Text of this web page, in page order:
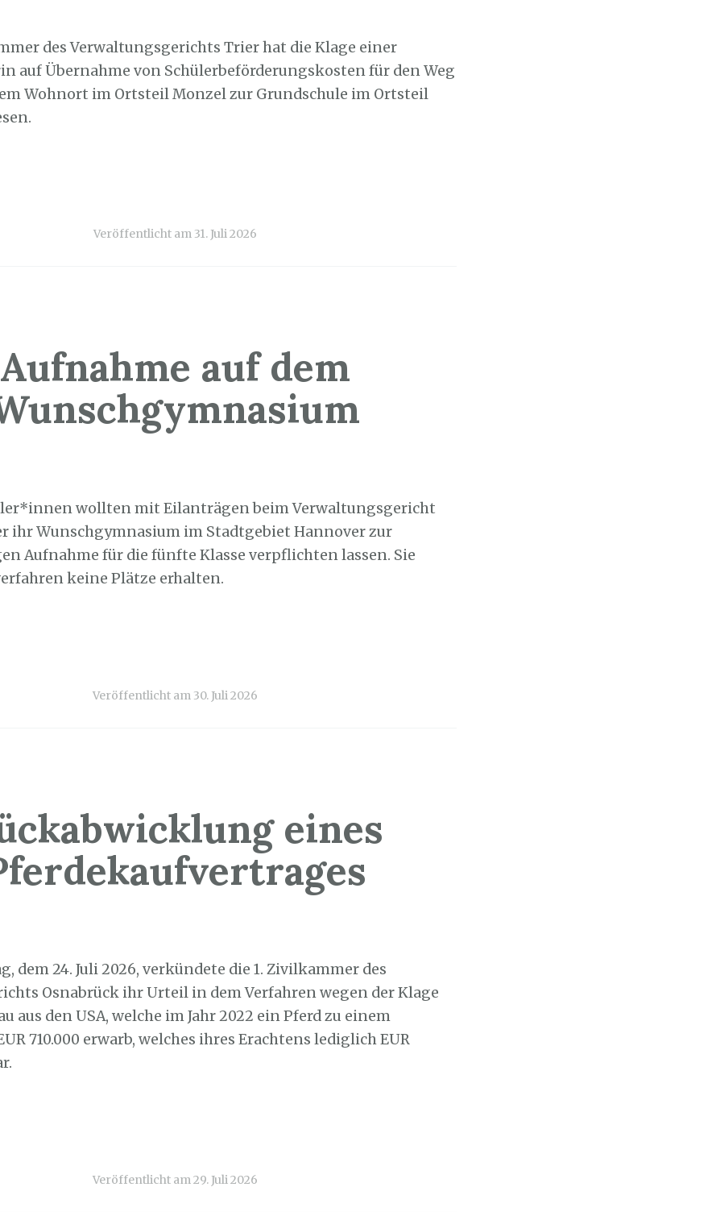
des Verwaltungsgerichts Trier hat die Klage einer
auf Übernahme von Schülerbeförderungskosten für den Weg
Wohnort im Ortsteil Monzel zur Grundschule im Ortsteil
Veröffentlicht am 31. Juli 2026
Aufnahme auf dem
wollten mit Eilanträgen beim Verwaltungsgericht
ihr Wunschgymnasium im Stadtgebiet Hannover zur
Aufnahme für die fünfte Klasse verpflichten lassen. Sie
keine Plätze erhalten.
Veröffentlicht am 30. Juli 2026
eines
dem 24. Juli 2026, verkündete die 1. Zivilkammer des
Osnabrück ihr Urteil in dem Verfahren wegen der Klage
aus den USA, welche im Jahr 2022 ein Pferd zu einem
710.000 erwarb, welches ihres Erachtens lediglich EUR
Veröffentlicht am29. Juli 2026